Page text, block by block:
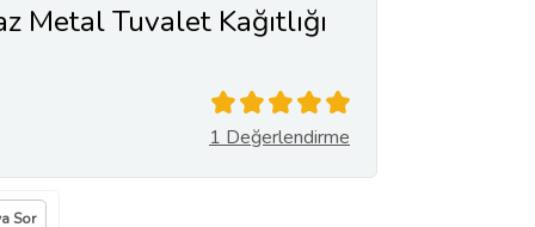
Metal Tuvalet Kağıtlığı
1 Değerlendirme
Sor